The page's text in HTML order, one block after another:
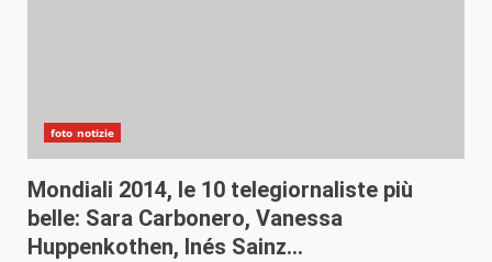
foto notizie
Mondiali 2014, le 10 telegiornaliste più
belle: Sara Carbonero, Vanessa
Huppenkothen, Inés Sainz…